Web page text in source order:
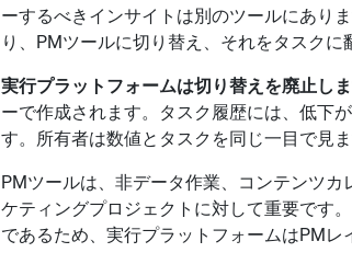
ーするべきインサイトは別のツールにあり
り、PMツールに切り替え、それをタスクに
実行プラットフォームは切り替えを廃止しま
ーで作成されます。タスク履歴には、低下
す。所有者は数値とタスクを同じ一目で見ま
PMツールは、非データ作業、コンテンツ
ケティングプロジェクトに対して重要です
であるため、実行プラットフォームはPMレ